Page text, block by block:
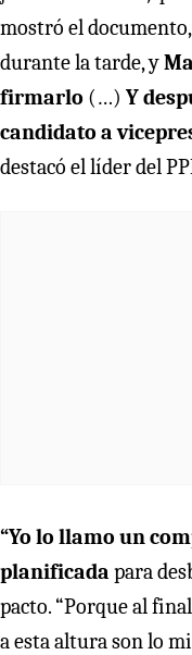
mostró el
durante la tarde, y
firmarlo (…) Y
candidato a
destacó el líder del
“Yo lo llamo un
planificada para
pacto. “Porque al
a esta altura son lo